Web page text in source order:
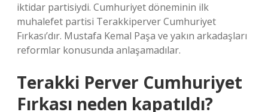
iktidar partisiydi. Cumhuriyet döneminin ilk
muhalefet partisi Terakkiperver Cumhuriyet
Fırkası’dır. Mustafa Kemal Paşa ve yakın arkadaşları
reformlar konusunda anlaşamadılar.
Terakki Perver Cumhuriyet
Fırkası neden kapatıldı?